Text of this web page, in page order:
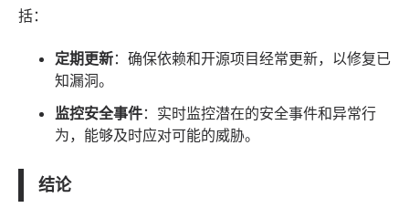
括：
定期更新：确保依赖和开源项目经常更新，以修复已
知漏洞。
监控安全事件：实时监控潜在的安全事件和异常行
为，能够及时应对可能的威胁。
结论